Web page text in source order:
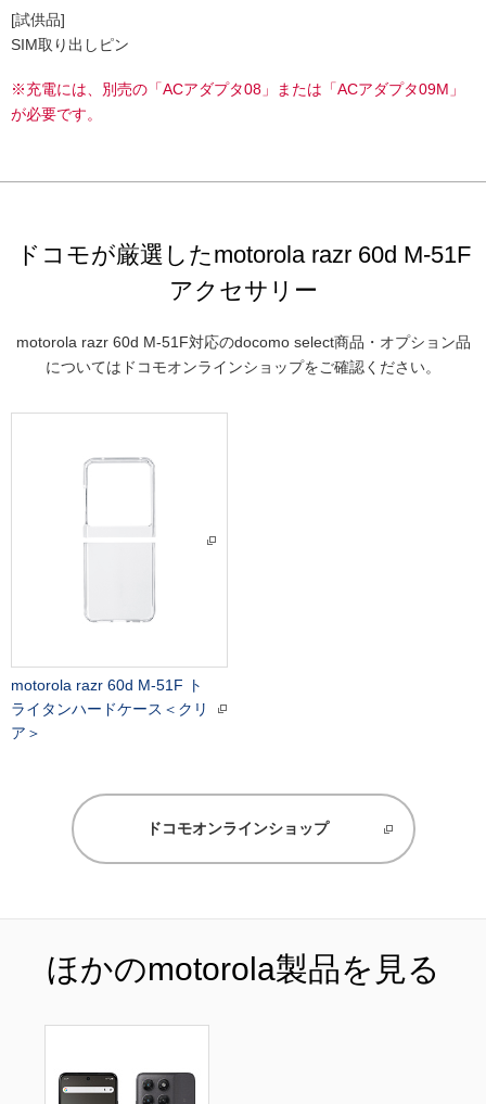
[試供品]
SIM取り出しピン
※充電には、別売の「ACアダプタ08」または「ACアダプタ09M」
が必要です。
ドコモが厳選したmotorola razr 60d M-51F
アクセサリー
motorola razr 60d M-51F対応のdocomo select商品・オプション品
についてはドコモオンラインショップをご確認ください。
motorola razr 60d M-51F ト
ライタンハードケース＜クリ
ア＞
ドコモオンラインショップ
ほかのmotorola製品を見る